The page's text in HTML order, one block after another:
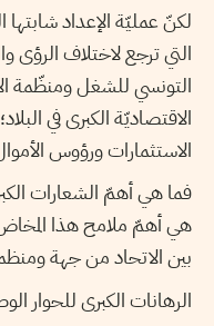
لكنّ عمليّة الإعداد شابتها
التي ترجع لاختلاف الرؤى
التونسي للشغل ومنظّمة
الاقتصاديّة الكبرى في
الاستثمارات ورؤوس
فما هي أهمّ الشعارات
هي أهمّ ملامح هذا المخاض
بين الاتحاد من جهة
الرهانات الكبرى للحوار